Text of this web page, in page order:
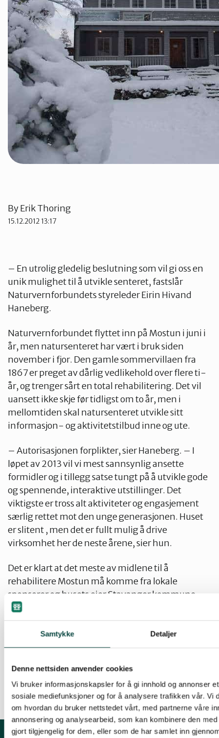
Samtykke Detaljer
Denne nettsiden anvender cookies
Vi bruker informasjonskapsler for å gi innhold og annonser
sosiale mediefunksjoner og for å analysere trafikken vår. Vi
om hvordan du bruker nettstedet vårt, med partnerne våre
annonsering og analysearbeid, som kan kombinere den
gjort tilgjengelig for dem, eller som de har samlet inn
ByErik Thoring
15.12.2012 13:17
– En utrolig gledelig beslutning som vil gi oss en
unik mulighet til å utvikle senteret, fastslår
Naturvernforbundets styreleder Eirin Hivand
Haneberg.
Naturvernforbundet flyttet inn på Mostun i juni i
år, men natursenteret har vært i bruk siden
november i fjor. Den gamle sommervillaen fra
1867 er preget av dårlig vedlikehold over flere ti-
år, og trenger sårt en total rehabilitering. Det vil
uansett ikke skje før tidligst om to år, men i
mellomtiden skal natursenteret utvikle sitt
informasjon- og aktivitetstilbud inne og ute.
– Autorisasjonen forplikter, sier Haneberg. – I
løpet av 2013 vil vi mest sannsynlig ansette
formidler og i tillegg satse tungt på å utvikle gode
og spennende, interaktive utstillinger. Det
viktigste er tross alt aktiviteter og engasjement
særlig rettet mot den unge generasjonen. Huset
er slitent , men det er fullt mulig å drive
virksomhet her de neste årene, sier hun.
Det er klart at det meste av midlene til å
rehabilitere Mostun må komme fra lokale
sponsorer og husets eier Stavanger kommune.
Naturvernforbundet er i gang med å utarbeide
av uthuset som sto på eiendommen fram til
1950-60 tallet. Det samlede
millioner kroner.